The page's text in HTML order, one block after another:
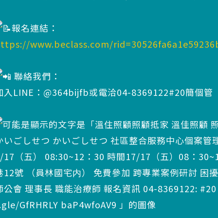
報名連結：
www.beclass.com/
聯絡我們：
入LINE：@364bijfb或電洽04-8369122#20簡個管